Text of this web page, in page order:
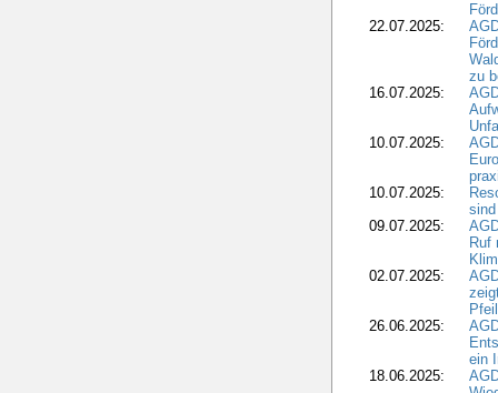
22.07.2025:
zu
16.07.2025:
10.07.2025:
10.07.2025:
09.07.2025:
Ruf
02.07.2025:
26.06.2025:
ein
18.06.2025: